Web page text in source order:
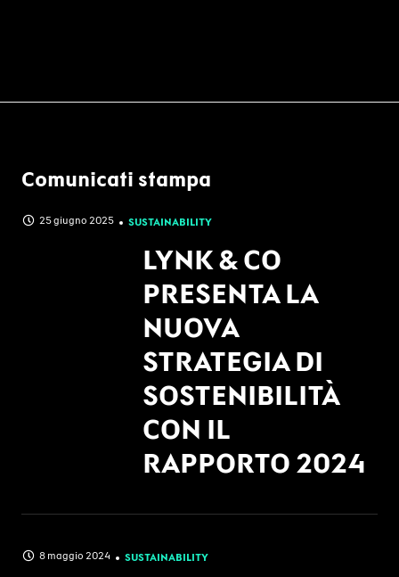
Comunicati stampa
25 giugno 2025 SUSTAINABILITY
LYNK & CO
PRESENTA LA
NUOVA
STRATEGIA DI
SOSTENIBILITÀ
CON IL
RAPPORTO 2024
8 maggio 2024 SUSTAINABILITY